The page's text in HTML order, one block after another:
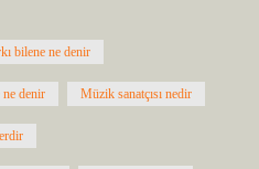
bilene ne denir
ne denir Müzik sanatçısı nedir